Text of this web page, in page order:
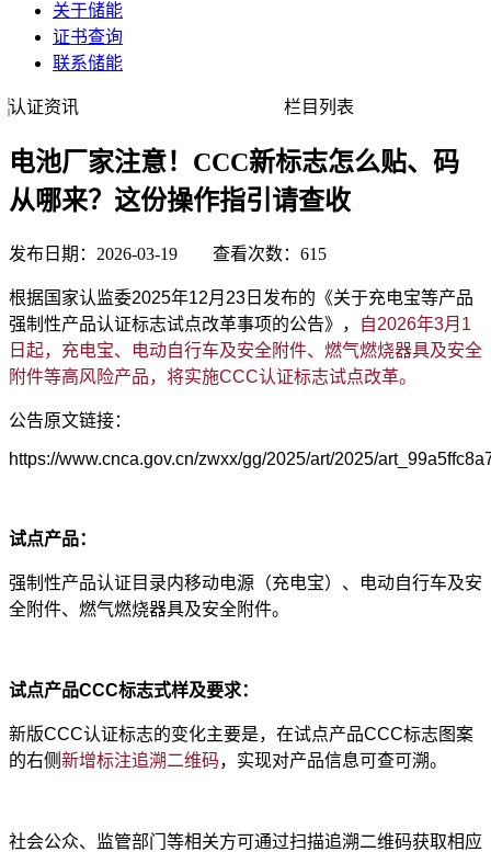
关于储能
证书查询
联系储能
认证资讯 栏目列表
电池厂家注意！CCC新标志怎么贴、码
从哪来？这份操作指引请查收
发布日期：2026-03-19 查看次数：615
根据国家认监委2025年12月23日发布的《关于充电宝等产品
强制性产品认证标志试点改革事项的公告》，
自2026年3月1
日起，充电宝、电动自行车及安全附件、燃气燃烧器具及安全
附件等高风险产品，将实施CCC认证标志试点改革。
公告原文链接：
https://www.cnca.gov.cn/zwxx/gg/2025/art/2025/
试点产品：
强制性产品认证目录内移动电源（充电宝）、电动自行车及安
全附件、燃气燃烧器具及安全附件。
试点产品CCC标志式样及要求：
新版CCC认证标志的变化主要是，在试点产品CCC标志图案
的右侧新增标注追溯二维码，实现对产品信息可查可溯。
社会公众、监管部门等相关方可通过扫描追溯二维码获取相应